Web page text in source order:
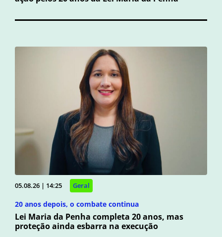
05.08.26 | 14:25 Geral
20 anos depois, o combate continua
Lei Maria da Penha completa 20 anos, mas
proteção ainda esbarra na execução